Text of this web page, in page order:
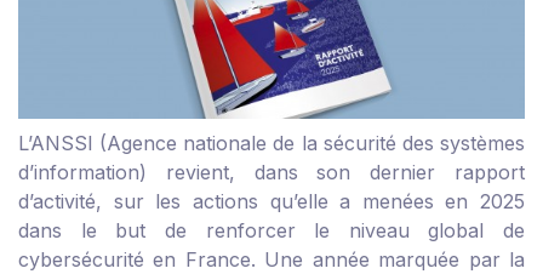
L’ANSSI (Agence nationale de la sécurité des systèmes
d’information) revient, dans son dernier rapport
d’activité, sur les actions qu’elle a menées en 2025
dans le but de renforcer le niveau global de
cybersécurité en France. Une année marquée par la